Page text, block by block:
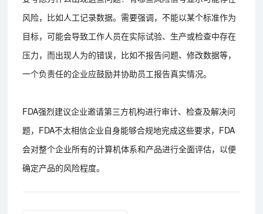
风险，比如人工记录数据。需要强调，不能以某个标准作为
目标，可能会导致工作人员在实际试验、生产或检查中存在
压力，而出现人为的错误，比如不报告问题、修改数据等，
一个负责任的企业应鼓励并协助员工报告真实情况。
FDA强烈建议企业邀请第三方机构进行审计、检查及解决问
题，FDA不太相信企业自身能够合规地完成这些要求，FDA
会对整个企业所有的计算机体系和产品进行全面评估，以便
确定产品的风险程度。